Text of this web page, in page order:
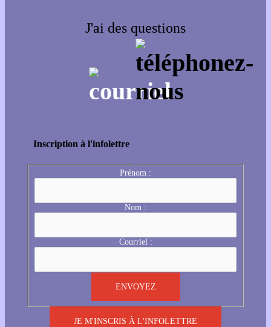
J'ai des questions
Inscription à l'infolettre
Prénom :
Nom :
Courriel :
JE M'INSCRIS À L'INFOLETTRE